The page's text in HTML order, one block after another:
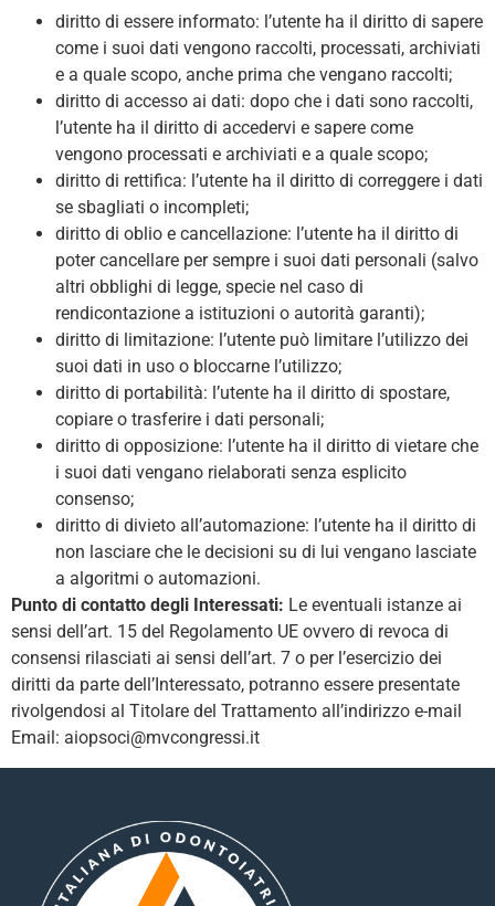
diritto di essere informato: l’utente ha il diritto di sapere
come i suoi dati vengono raccolti, processati, archiviati
e a quale scopo, anche prima che vengano raccolti;
diritto di accesso ai dati: dopo che i dati sono raccolti,
l’utente ha il diritto di accedervi e sapere come
vengono processati e archiviati e a quale scopo;
diritto di rettifica: l’utente ha il diritto di correggere i dati
se sbagliati o incompleti;
diritto di oblio e cancellazione: l’utente ha il diritto di
poter cancellare per sempre i suoi dati personali (salvo
altri obblighi di legge, specie nel caso di
rendicontazione a istituzioni o autorità garanti);
diritto di limitazione: l’utente può limitare l’utilizzo dei
suoi dati in uso o bloccarne l’utilizzo;
diritto di portabilità: l’utente ha il diritto di spostare,
copiare o trasferire i dati personali;
diritto di opposizione: l’utente ha il diritto di vietare che
i suoi dati vengano rielaborati senza esplicito
consenso;
diritto di divieto all’automazione: l’utente ha il diritto di
non lasciare che le decisioni su di lui vengano lasciate
a algoritmi o automazioni.
Punto di contatto degli Interessati: Le eventuali istanze ai
sensi dell’art. 15 del Regolamento UE ovvero di revoca di
consensi rilasciati ai sensi dell’art. 7 o per l’esercizio dei
diritti da parte dell’Interessato, potranno essere presentate
rivolgendosi al Titolare del Trattamento all’indirizzo e-mail
Email: aiopsoci@mvcongressi.it